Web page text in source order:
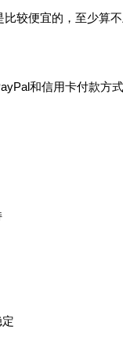
较便宜的，至少算不
和信用卡付款方式